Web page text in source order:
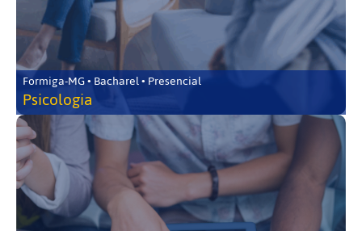
Formiga-MG • Bacharel • Presencial
Psicologia